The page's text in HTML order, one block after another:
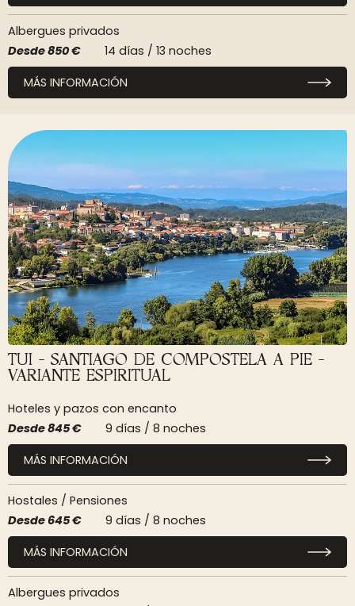
Albergues privados
Desde850 €
14 días / 13 noches
MÁS INFORMACIÓN
TUI - SANTIAGO DE COMPOSTELA A PIE -
VARIANTE ESPIRITUAL
Hoteles y pazos con encanto
Desde845 €
9 días / 8 noches
MÁS INFORMACIÓN
Hostales / Pensiones
Desde 645 €
9 días / 8 noches
MÁS INFORMACIÓN
Albergues privados